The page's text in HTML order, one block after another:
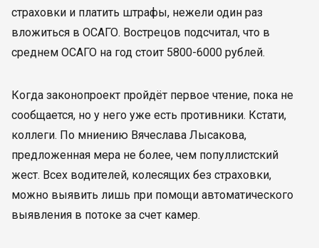
страховки и платить штрафы, нежели один раз
вложиться в ОСАГО. Вострецов подсчитал, что в
среднем ОСАГО на год стоит 5800-6000 рублей.
Когда законопроект пройдёт первое чтение, пока не
сообщается, но у него уже есть противники. Кстати,
коллеги. По мниению Вячеслава Лысакова,
предложенная мера не более, чем популлистский
жест. Всех водителей, колесящих без страховки,
можно выявить лишь при помощи автоматического
выявления в потоке за счет камер.